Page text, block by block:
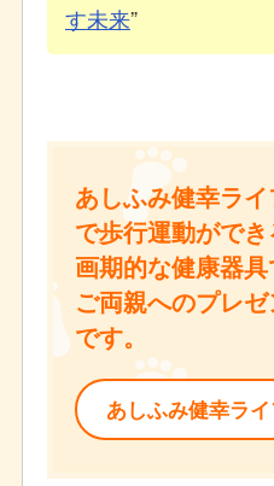
す未来
あしふみ健幸ラ
で歩行運動ができ
画期的な健康器具
ご両親へのプレ
です。
あしふみ健幸ラ